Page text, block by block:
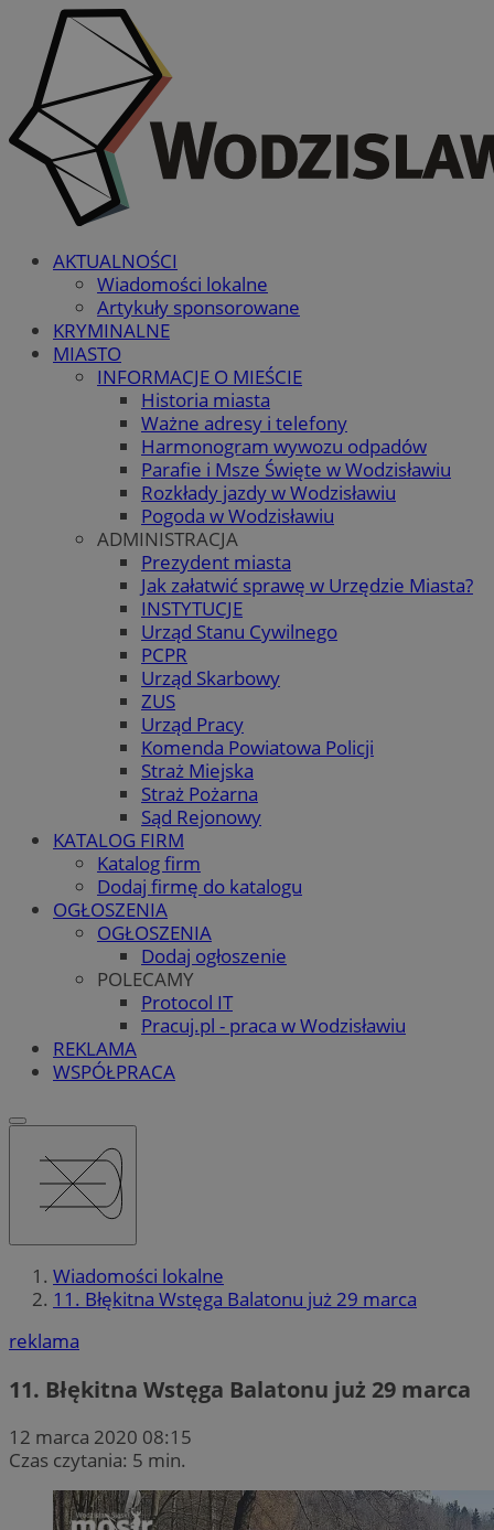
AKTUALNOŚCI
Wiadomości lokalne
Artykuły sponsorowane
KRYMINALNE
MIASTO
INFORMACJE O MIEŚCIE
Historia miasta
Ważne adresy i telefony
Harmonogram wywozu odpadów
Parafie i Msze Święte w Wodzisławiu
Rozkłady jazdy w Wodzisławiu
Pogoda w Wodzisławiu
ADMINISTRACJA
Prezydent miasta
Jak załatwić sprawę w Urzędzie Miasta?
INSTYTUCJE
Urząd Stanu Cywilnego
PCPR
Urząd Skarbowy
ZUS
Urząd Pracy
Komenda Powiatowa Policji
Straż Miejska
Straż Pożarna
Sąd Rejonowy
KATALOG FIRM
Katalog firm
Dodaj firmę do katalogu
OGŁOSZENIA
OGŁOSZENIA
Dodaj ogłoszenie
POLECAMY
Protocol IT
Pracuj.pl - praca w Wodzisławiu
REKLAMA
WSPÓŁPRACA
Wiadomości lokalne
11. Błękitna Wstęga Balatonu już 29 marca
reklama
11. Błękitna Wstęga Balatonu już 29 marca
12 marca 2020 08:15
Czas czytania: 5 min.